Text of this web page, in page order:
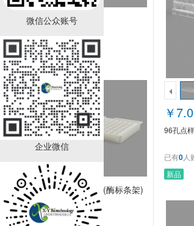
微信公众账号
企业微信
96孔点样板
￥7.00
已有0人购买
12联检测条架(酶标条架)
￥14.60
￥
96孔点
已有0人
新品